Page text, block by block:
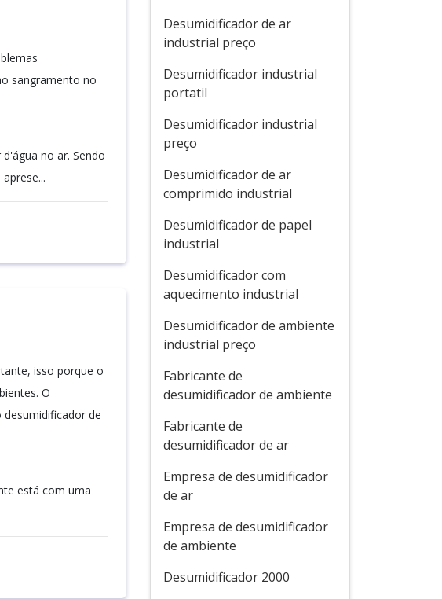
sangramento no
no ar. Sendo
isso porque o
O
de
está com uma
Desumidificador de ar
industrial preço
Desumidificador industrial
portatil
Desumidificador industrial
preço
Desumidificador de ar
comprimido industrial
Desumidificador de papel
industrial
Desumidificador com
aquecimento industrial
Desumidificador de ambiente
industrial preço
Fabricante de
desumidificador de ambiente
Fabricante de
desumidificador de ar
Empresa de desumidificador
de ar
Empresa de desumidificador
de ambiente
Desumidificador 2000